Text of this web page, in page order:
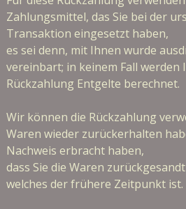
Zahlungsmittel, das Sie bei der
Transaktion eingesetzt haben,
es sei denn, mit Ihnen wurde
vereinbart; in keinem Fall werden
Rückzahlung Entgelte berechnet.
Wir können die Rückzahlung
Waren wieder zurückerhalten
Nachweis erbracht haben,
dass Sie die Waren
welches der frühere Zeitpunkt ist.